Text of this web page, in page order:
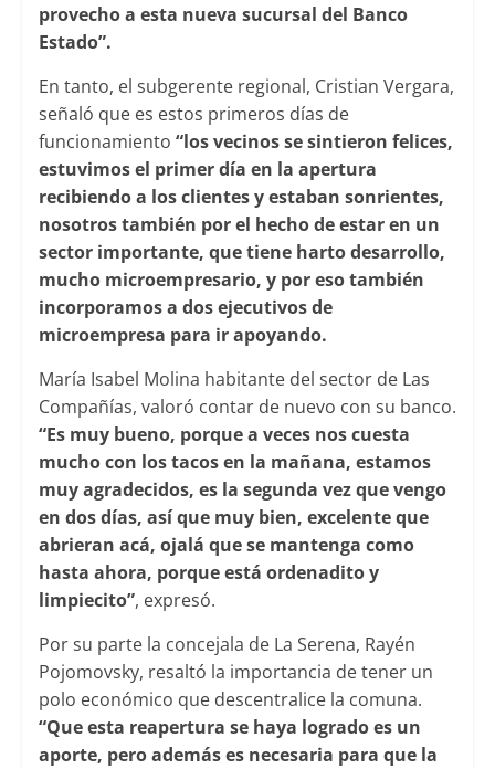
provecho a esta nueva sucursal del Banco
Estado”.
En tanto, el subgerente regional, Cristian Vergara,
señaló que es estos primeros días de
funcionamiento “los vecinos se sintieron felices,
estuvimos el primer día en la apertura
recibiendo a los clientes y estaban sonrientes,
nosotros también por el hecho de estar en un
sector importante, que tiene harto desarrollo,
mucho microempresario, y por eso también
incorporamos a dos ejecutivos de
microempresa para ir apoyando.
María Isabel Molina habitante del sector de Las
Compañías, valoró contar de nuevo con su banco.
“Es muy bueno, porque a veces nos cuesta
mucho con los tacos en la mañana, estamos
muy agradecidos, es la segunda vez que vengo
en dos días, así que muy bien, excelente que
abrieran acá, ojalá que se mantenga como
hasta ahora, porque está ordenadito y
limpiecito”, expresó.
Por su parte la concejala de La Serena, Rayén
Pojomovsky, resaltó la importancia de tener un
polo económico que descentralice la comuna.
“Que esta reapertura se haya logrado es un
aporte, pero además es necesaria para que la